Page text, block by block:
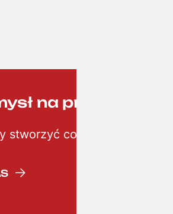
na projekt? ;-)
stworzyć coś kreatywnego